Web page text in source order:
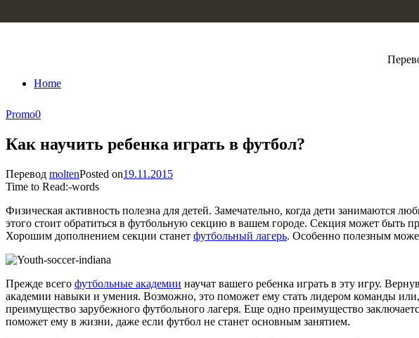
Home
Promo0
Как научить ребенка играть в футбол?
Перевод moltenPosted on19.11.2015
Time to Read:-words
Физическая активность полезна для детей. Замечательно, когда дети
этого стоит обратиться в футбольную секцию в вашем городе. Секция может быть
Хорошим дополнением секции станет футбольный лагерь. Особенно полезным
Прежде всего футбольные академии научат вашего ребенка играть в эту игру.
академии навыки и умения. Возможно, это поможет ему стать лидером команды
преимущество зарубежного футбольного лагеря. Еще одно преимущество
поможет ему в жизни, даже если футбол не станет основным занятием.